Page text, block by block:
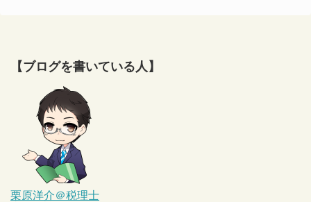
【ブログを書いている人】
栗原洋介＠税理士